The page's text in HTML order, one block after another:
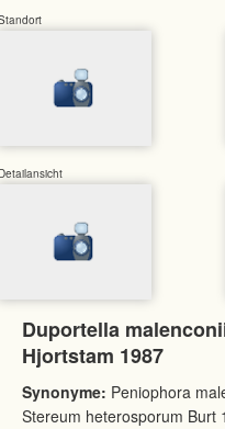
Duportella
Hjortstam 1987
Synonyme: Peniophora
Stereum heterosporum Burt